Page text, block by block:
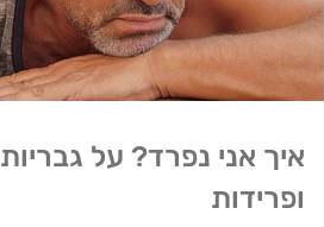
איך אני נפרד? על גבריות
ופרידות